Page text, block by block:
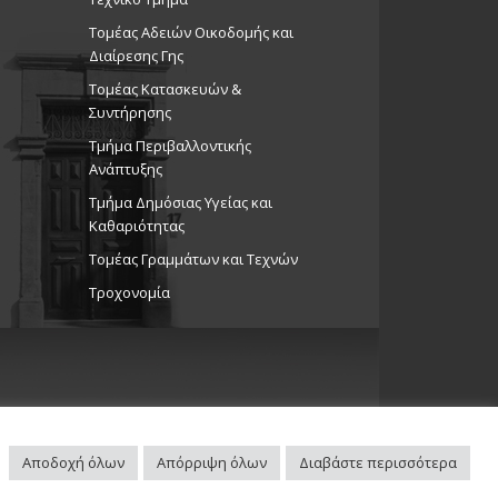
στο Δημοτικό Θέατρο
Στροβόλου
Συμβούλιο: Ο Στρόβολος
Μαζί κάνουμε καλύτερη τη
μας!, 25/6/25
Δήμου
Τιμίου Σταυρού
στο Μουσείο Αρχιεπισκόπου
Άλλων Φορέων
στον Στρόβολο
Τομέας Αδειών Οικοδομής και
Διαίρεσης Γης
Τομέας Κατασκευών &
Συντήρησης
Τμήμα Περιβαλλοντικής
Ανάπτυξης
Tμήμα Δημόσιας Υγείας και
Καθαριότητας
Τομέας Γραμμάτων και Τεχνών
Τροχονομία
Αποδοχή όλων Απόρριψη όλων Διαβάστε περισσότερα